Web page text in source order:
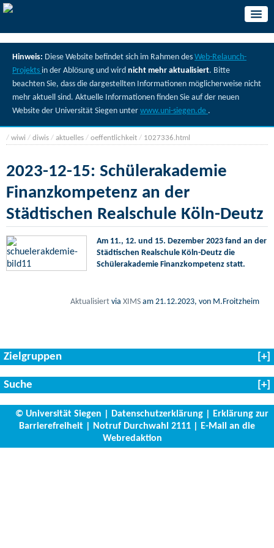
Hinweis: Diese Website befindet sich im Rahmen des Web-Relaunch-
Projekts in der Ablösung und wird nicht mehr aktualisiert. Bitte
beachten Sie, dass die dargestellten Informationen möglicherweise nicht
mehr aktuell sind. Aktuelle Informationen finden Sie auf der neuen
Website der Universität Siegen unter www.uni-siegen.de .
/ wiwi / diwis / aktuelles / oeffentlichkeit / 1027336.html
2023-12-15: Schülerakademie
Finanzkompetenz an der
Städtischen Realschule Köln-Deutz
Am 11., 12. und 15. Dezember 2023 fand an der
Städtischen Realschule Köln-Deutz die
Schülerakademie Finanzkompetenz statt.
Aktualisiertvia XIMSam 21.12.2023, von M.Froitzheim
Zielgruppen
Suche
© Universität Siegen Datenschutzerklärung
Erklärung zur
Barrierefreiheit
Notruf Durchwahl 2111
E-Mail an die
Webredaktion